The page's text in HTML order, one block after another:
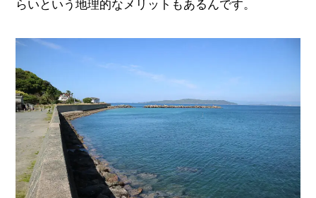
らいという地理的なメリットもあるんです。